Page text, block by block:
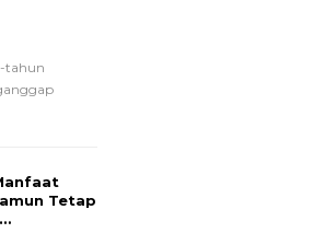
tahun
Tetap